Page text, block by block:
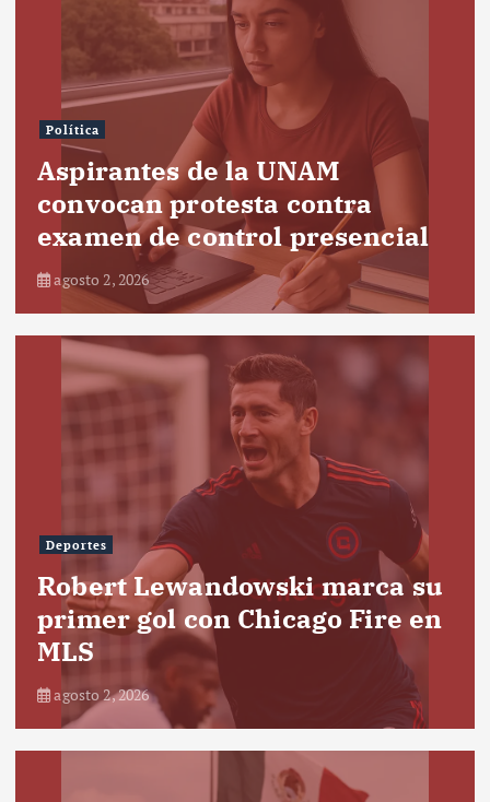
Política
Aspirantes de la UNAM
convocan protesta contra
examen de control presencial
agosto 2, 2026
Deportes
Robert Lewandowski marca su
primer gol con Chicago Fire en
MLS
agosto 2, 2026